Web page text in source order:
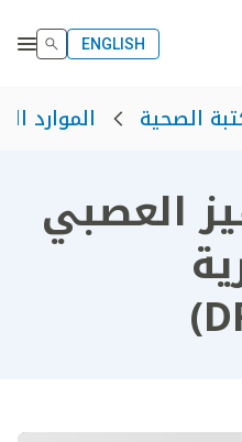
ENGLISH
الصحية الموارد
العصبي